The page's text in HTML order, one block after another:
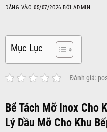
ĐĂNG VÀO05/07/2026 BỞIADMIN
Mục Lục
Đánh giá:
Bể Tách Mỡ Inox Cho
Lý Dầu Mỡ Cho Khu